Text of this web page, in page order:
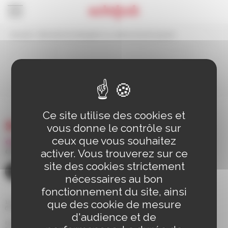
payant
03 88 83 90 00
CONTACT
110 route de Bischwiller BP 98
67 302 SCHILTIGHEIM Cedex
Horaires d'ouverture de la mairie
Panneau de gestion des cookies
Ce site utilise des cookies et
vous donne le contrôle sur
ceux que vous souhaitez
activer. Vous trouverez sur ce
site des cookies strictement
nécessaires au bon
fonctionnement du site, ainsi
que des cookie de mesure
d'audience et de